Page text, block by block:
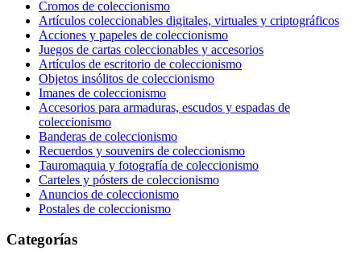
Cromos de coleccionismo
Artículos coleccionables digitales, virtuales y criptográficos
Acciones y papeles de coleccionismo
Juegos de cartas coleccionables y accesorios
Artículos de escritorio de coleccionismo
Objetos insólitos de coleccionismo
Imanes de coleccionismo
Accesorios para armaduras, escudos y espadas de
coleccionismo
Banderas de coleccionismo
Recuerdos y souvenirs de coleccionismo
Tauromaquia y fotografía de coleccionismo
Carteles y pósters de coleccionismo
Anuncios de coleccionismo
Postales de coleccionismo
Categorías